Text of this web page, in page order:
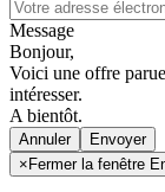
Message
Bonjour,
Voici une offre
intéresser.
A bientôt.
Annuler
× Fermer la fenêtre